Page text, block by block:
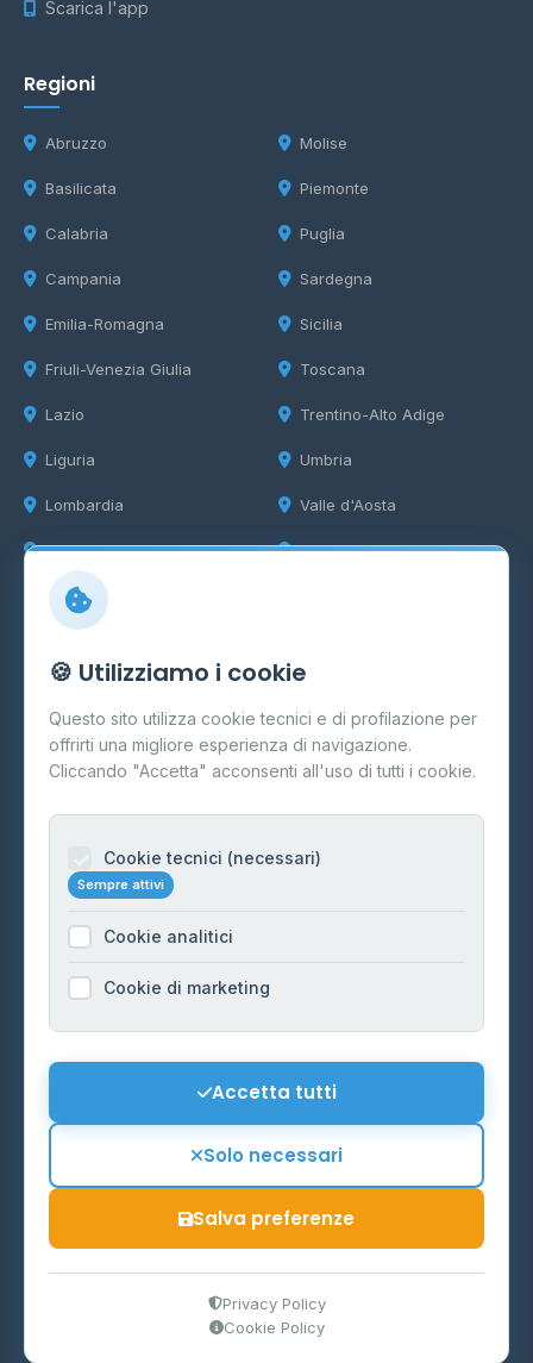
Scarica l'app
Regioni
Abruzzo
Basilicata
Calabria
Campania
Emilia-Romagna
Friuli-Venezia Giulia
Lazio
Liguria
Lombardia
Marche
Molise
Piemonte
Puglia
Sardegna
Sicilia
Toscana
Trentino-Alto Adige
Umbria
Valle d'Aosta
Veneto
Info
Cos'è il GPL
FAQ
Contatti
Informazioni legali
Cookie Policy
Preferenze Cookie
Mappa del sito
P.IVA 03859300364
Ministero delle Imprese e del Made in Italy
🍪 Utilizziamo i cookie
Questo sito utilizza cookie tecnici e di profilazione per
offrirti una migliore esperienza di navigazione.
Cliccando "Accetta" acconsenti all'uso di tutti i cookie.
Cookie tecnici (necessari)
Sempre attivi
Cookie analitici
Cookie di marketing
Accetta tutti
Solo necessari
Salva preferenze
Privacy Policy
Cookie Policy